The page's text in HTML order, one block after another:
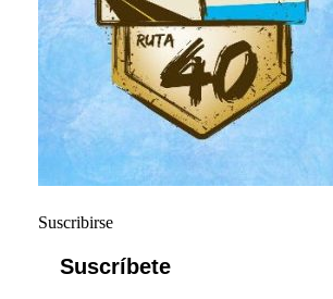
Suscribirse
Suscríbete